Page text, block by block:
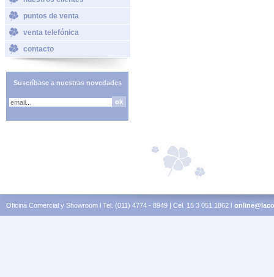
puntos de venta
venta telefónica
contacto
Suscríbase a nuestras novedades
Oficina Comercial y Showroom l Tel. (011) 4774 - 8949 | Cel. 15 3 051 1862 l